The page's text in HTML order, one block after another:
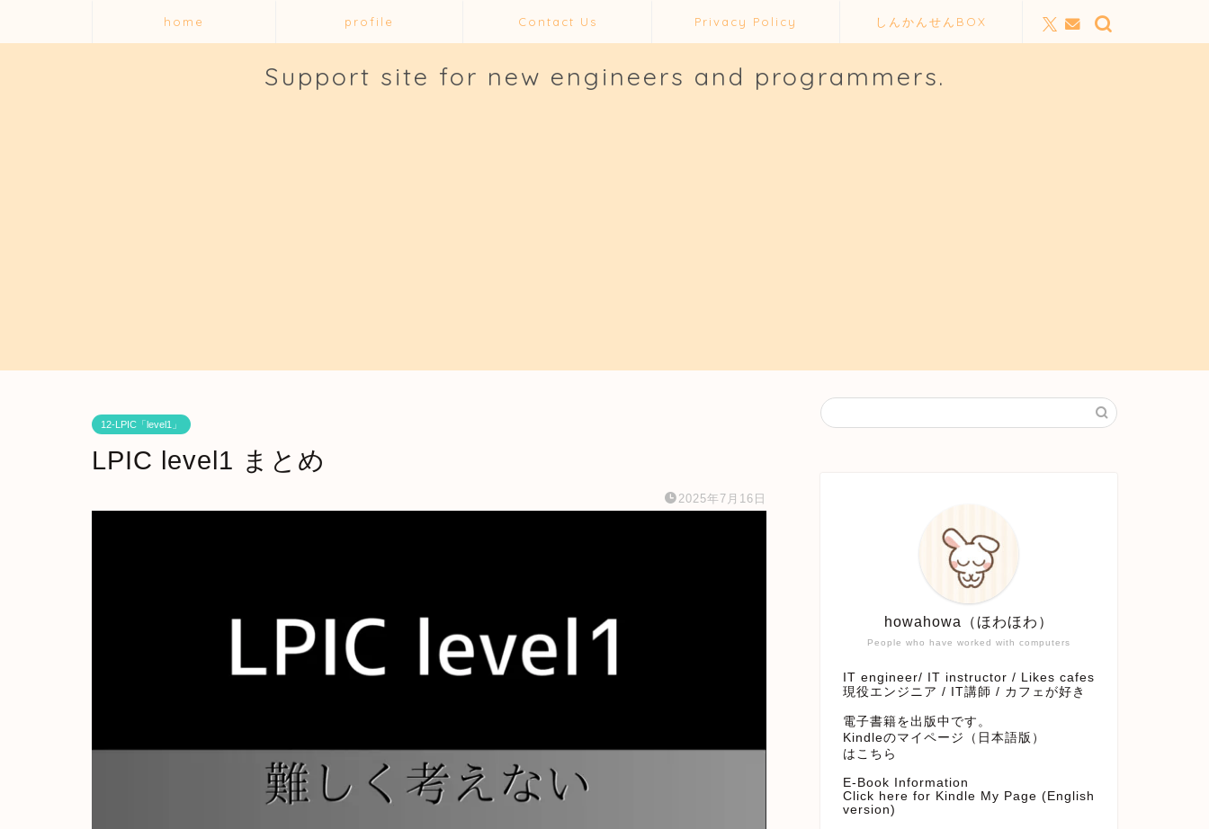
home profile Contact Us Privacy Policy しんかんせんBOX
Support site for new engineers and programmers.
12-LPIC「level1」
LPIC level1 まとめ
2025年7月16日
People who have worked with computers
howahowa（ほわほわ）
IT engineer/ IT instructor / Likes cafes
現役エンジニア / IT講師 / カフェが好き
電子書籍を出版中です。
Kindleのマイページ（日本語版）
はこちら
E-Book Information
Click here for Kindle My Page (English
version)